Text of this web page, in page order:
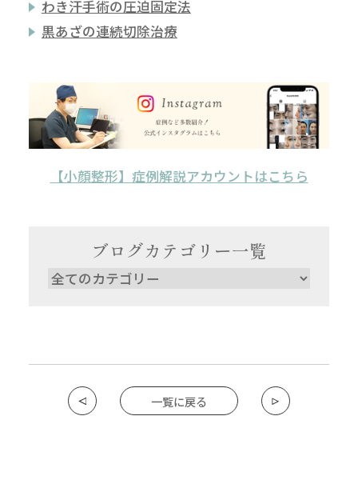
わき汗手術の圧迫固定法
黒あざの連続切除治療
【小顔整形】症例解説アカウントはこちら
ブログカテゴリー一覧
一覧に戻る